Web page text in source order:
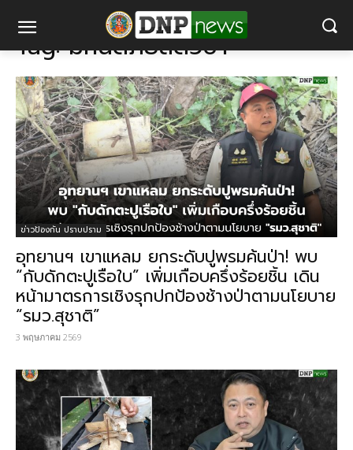
มหันตภัยสัตว์ป่า
Tag:มหันตภัยสัตว์ป่า
ข่าวป้องกัน ปราบปราม
อุทยานฯ เขาแหลม ยกระดับปูพรมค้นป่า! พบ
“กับดักตะปูเรือใบ” เพิ่มเกือบครึ่งร้อยชิ้น เดิน
หน้ามาตรการเชิงรุกปกป้องช้างป่าตามนโยบาย
“รมว.สุชาติ”
3 พฤษภาคม 2569